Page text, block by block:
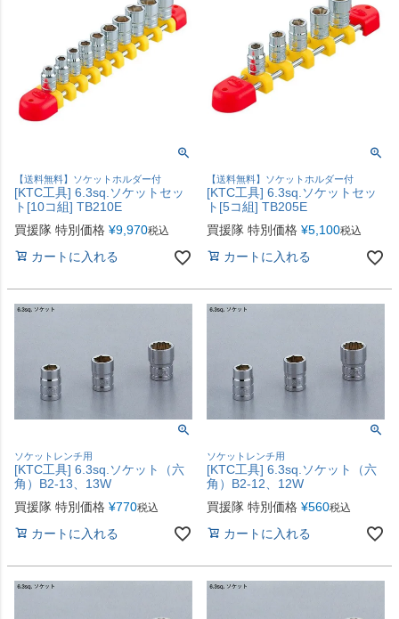
【送料無料】ソケットホルダー付
[KTC工具] 6.3sq.ソケットセッ
ト[10コ組] TB210E
買援隊 特別価格 ¥9,970税込
カートに入れる
【送料無料】ソケットホルダー付
[KTC工具] 6.3sq.ソケットセッ
ト[5コ組] TB205E
買援隊 特別価格 ¥5,100税込
カートに入れる
ソケットレンチ用
[KTC工具] 6.3sq.ソケット（六
角）B2-13、13W
買援隊 特別価格 ¥770税込
カートに入れる
ソケットレンチ用
[KTC工具] 6.3sq.ソケット（六
角）B2-12、12W
買援隊 特別価格 ¥560税込
カートに入れる